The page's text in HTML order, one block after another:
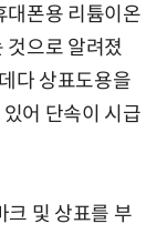
대폰용 리튬이온
것으로 알려졌
다 상표도용을
어 단속이 시급
크 및 상표를 부